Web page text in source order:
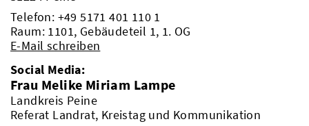
Telefon: +49 5171 401 110 1
Raum: 1101, Gebäudeteil 1, 1. OG
E-Mail schreiben
Social Media:
Frau Melike Miriam Lampe
Landkreis Peine
Referat Landrat, Kreistag und Kommunikation